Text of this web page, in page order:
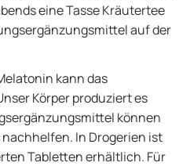
eine Tasse Kräutertee
auf der
kann das
Körper produziert es
können
In Drogerien ist
Tabletten erhältlich. Für